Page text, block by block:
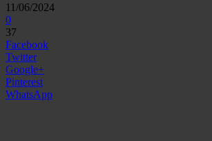
11/06/2024
0
37
Facebook
Twitter
Google+
Pinterest
WhatsApp